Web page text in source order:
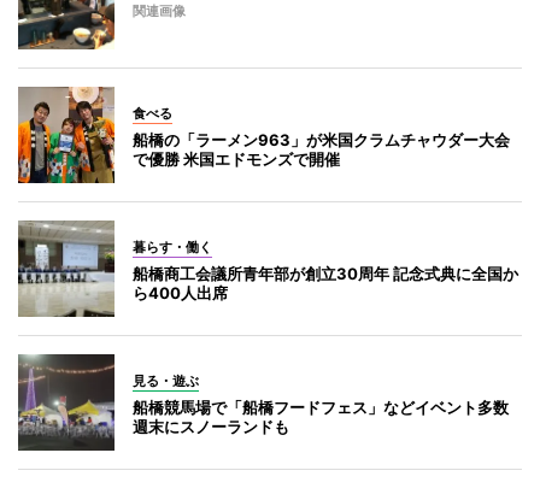
関連画像
食べる
船橋の「ラーメン963」が米国クラムチャウダー大会
で優勝 米国エドモンズで開催
暮らす・働く
船橋商工会議所青年部が創立30周年 記念式典に全国か
ら400人出席
見る・遊ぶ
船橋競馬場で「船橋フードフェス」などイベント多数
週末にスノーランドも